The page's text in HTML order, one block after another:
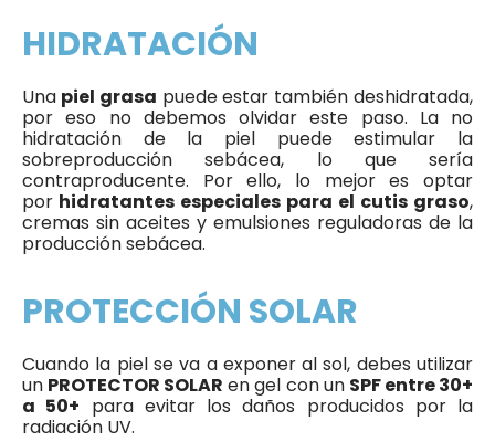
HIDRATACIÓN
Una piel grasa puede estar también deshidratada,
por eso no debemos olvidar este paso. La no
hidratación de la piel puede estimular la
sobreproducción sebácea, lo que sería
contraproducente. Por ello, lo mejor es optar
por hidratantes especiales para el cutis graso,
cremas sin aceites y emulsiones reguladoras de la
producción sebácea.
PROTECCIÓN SOLAR
Cuando la piel se va a exponer al sol, debes utilizar
un PROTECTOR SOLAR en gel con un SPF entre 30+
a 50+ para evitar los daños producidos por la
radiación UV.